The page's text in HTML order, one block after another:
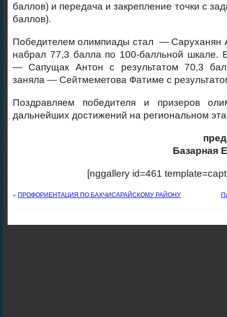
баллов) и передача и закрепление точки с
баллов).
Победителем олимпиады стал — Саруханян
набрал 77,3 балла по 100-балльной шкале.
— Сапущак Антон с результатом 70,3
заняла — Сейтмеметова Фатиме с
Поздравляем победителя и призеров
дальнейших достижений на региональном
Базарная
[nggallery id=461
« ПРОФОРИЕНТАЦИЯ ПО БАХЧИСАРАЙСКОМУ РАЙОНУ